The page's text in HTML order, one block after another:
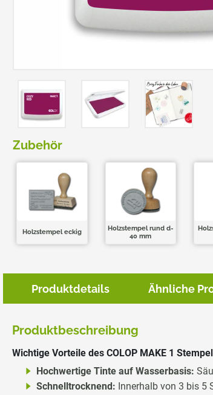
TRODAT MOBILE PRINTY
Zubehör
Holzstempel eckig
Holzstempel rund d-
40 mm
Produktdetails Ähnliche
Produktbeschreibung
Wichtige Vorteile des COLOP MAKE 1
Hochwertige Tinte auf Wasserbasis:
Schnelltrocknend: Innerhalb von 3 bis 5